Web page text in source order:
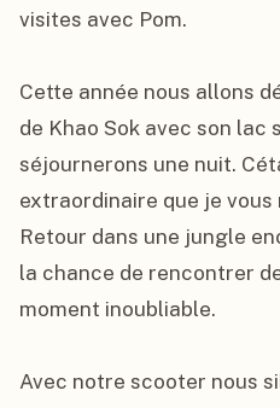
visites avec Pom.
Cette année nous allons
de Khao Sok avec son lac
séjournerons une nuit.
extraordinaire que je
Retour dans une jungle
la chance de rencontrer
moment inoubliable.
Avec notre scooter nous